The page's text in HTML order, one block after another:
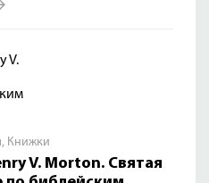
, Книжки
V. Morton. Святая